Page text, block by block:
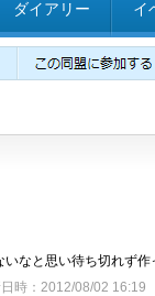
ダイアリー イ
なと思い待ち切れず
時：2012/08/02 16:19